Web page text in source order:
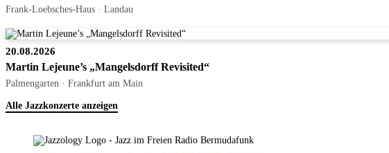
Frank-Loebsches-Haus · Landau
20.08.2026
Martin Lejeune’s „Mangelsdorff Revisited“
Palmengarten · Frankfurt am Main
Alle Jazzkonzerte anzeigen